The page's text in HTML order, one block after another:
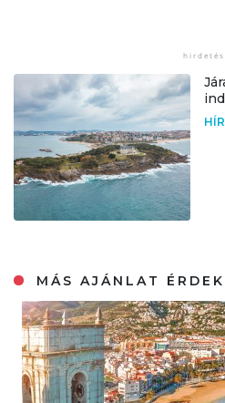
MÁS AJÁNLAT